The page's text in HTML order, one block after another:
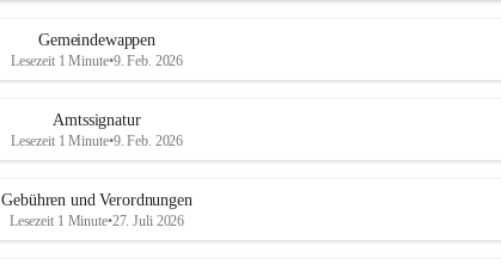
Gemeindewappen
Lesezeit 1 Minute•9. Feb. 2026
Amtssignatur
Lesezeit 1 Minute•9. Feb. 2026
Gebühren und Verordnungen
Lesezeit 1 Minute•27. Juli 2026